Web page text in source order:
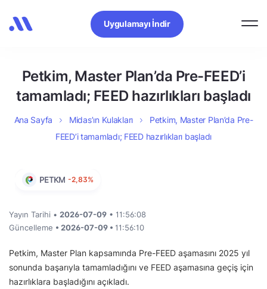
Uygulamayı İndir
Petkim, Master Plan’da Pre-FEED’i
tamamladı; FEED hazırlıkları başladı
Ana Sayfa Midas’ın Kulakları
Petkim, Master Plan’da Pre-
FEED’i tamamladı; FEED hazırlıkları başladı
PETKM -2,83%
Yayın Tarihi • 2026-07-09 • 11:56:08
Güncelleme • 2026-07-09 • 11:56:10
Petkim, Master Plan kapsamında Pre-FEED aşamasını 2025 yıl
sonunda başarıyla tamamladığını ve FEED aşamasına geçiş için
hazırlıklara başladığını açıkladı.